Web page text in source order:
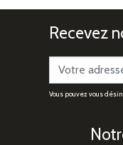
Recevez
Vous pouvez vous